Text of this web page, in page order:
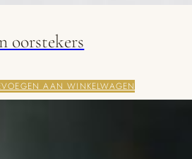
oorstekers
AAN WINKELWAGEN